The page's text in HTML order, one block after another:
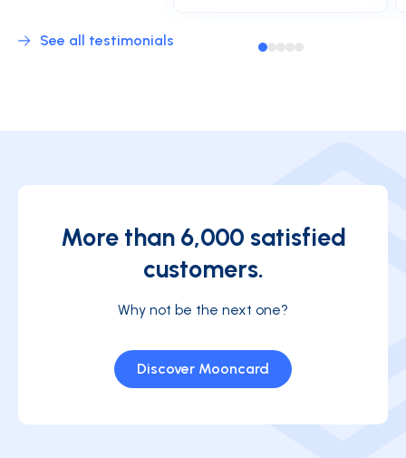
See all testimonials
More than 6,000 satisfied
customers.
Why not be the next one?
Discover Mooncard